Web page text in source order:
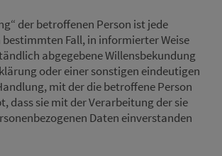
der betroffenen Person ist jede
Fall, in informierter Weise
abgegebene Willensbekundung
oder einer sonstigen eindeutigen
mit der die betroffene Person
dass sie mit der Verarbeitung der sie
Daten einverstanden